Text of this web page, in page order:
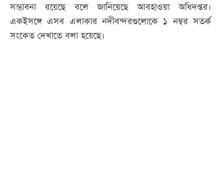
সম্ভাবনা রয়েছে বলে জানিয়েছে আবহাওয়া অধিদপ্তর।
একইসঙ্গে এসব এলাকার নদীবন্দরগুলোকে ১ নম্বর সতর্ক
সংকেত দেখাতে বলা হয়েছে।